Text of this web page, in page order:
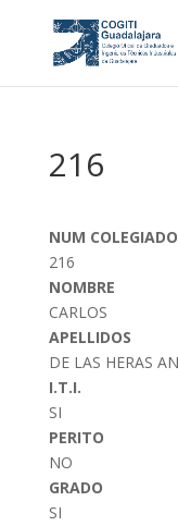
216
NUM COLEGIADO
216
NOMBRE
CARLOS
APELLIDOS
DE LAS HERAS
I.T.I.
SI
PERITO
NO
GRADO
SI